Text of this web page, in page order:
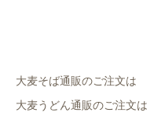
大麦そば通販のご注文は
大麦うどん通販のご注文は